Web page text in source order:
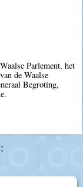
Parlement, het
de Waalse
Begroting,